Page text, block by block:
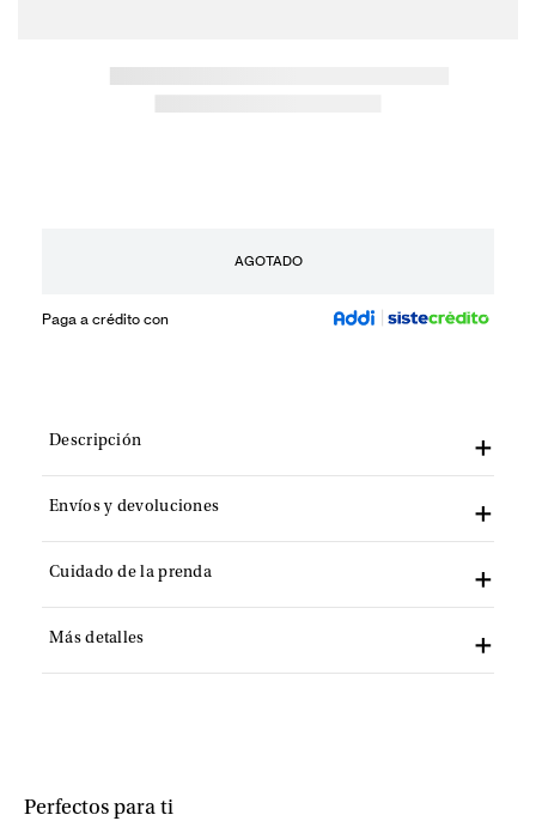
AGOTADO
Paga a crédito con
Descripción
Envíos y devoluciones
Cuidado de la prenda
Más detalles
Perfectos para ti